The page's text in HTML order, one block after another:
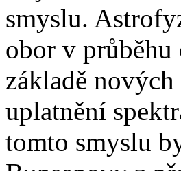
smyslu.
obor v
základě
uplatnění
tomto smyslu